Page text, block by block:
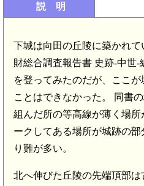
説 明
下城は向田の丘陵に築かれ
財総合調査報告書 史跡-中世
を登ってみたのだが、ここ
ことはできなかった。 同書
組んだ所の等高線が薄く場
ークしてある場所が城跡の
り難が多い。
北へ伸びた丘陵の先端頂部